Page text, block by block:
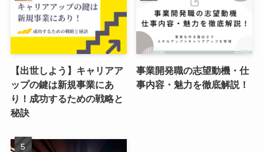
【出世しよう】キャリアア
ップの鍵は新規事業にあ
り！成功するための戦略と
秘訣
事業開発職の志望動機・仕
事内容・魅力を徹底解説！